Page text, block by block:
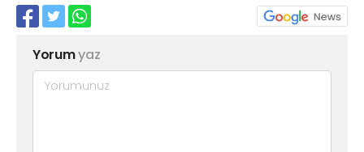
Yorumyaz